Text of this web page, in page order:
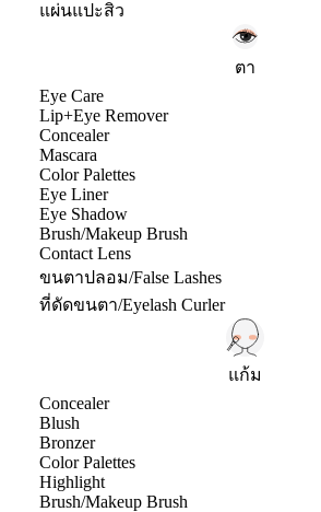
แผ่นแปะสิว
ตา
Eye Care
Lip+Eye Remover
Concealer
Mascara
Color Palettes
Eye Liner
Eye Shadow
Brush/Makeup Brush
Contact Lens
ขนตาปลอม/False Lashes
ที่ดัดขนตา/Eyelash Curler
แก้ม
Concealer
Blush
Bronzer
Color Palettes
Highlight
Brush/Makeup Brush